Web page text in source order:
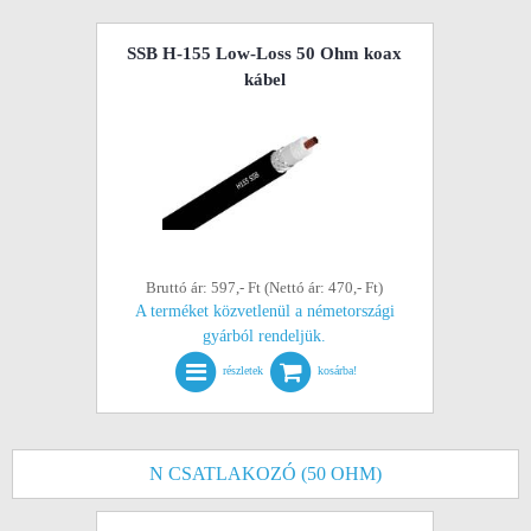
SSB H-155 Low-Loss 50 Ohm koax
kábel
Bruttó ár: 597,- Ft (Nettó ár: 470,- Ft)
A terméket közvetlenül a németországi
gyárból rendeljük.
részletek kosárba!
N CSATLAKOZÓ (50 OHM)